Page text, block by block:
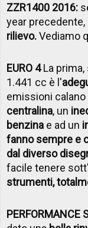
ZZR1400 2016:
year precedente,
rilievo.Vediamo
EURO 4La
1.441 cc è l'
emissioni calano
centralina, un
benzina e ad un
fanno sempre e
dal diverso
facile tenere
strumenti,
PERFORMANCE